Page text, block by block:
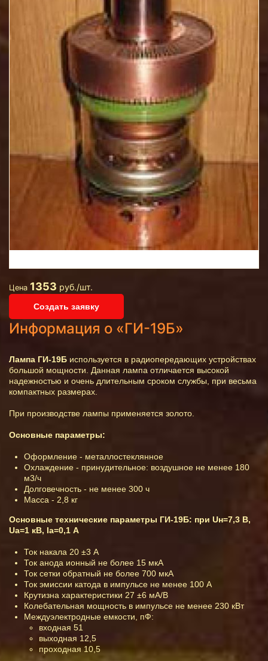
Цена 1353 руб./шт.
Создать заявку
Информация о «ГИ-19Б»
Лампа ГИ-19Б используется в радиопередающих устройствах
большой мощности. Данная лампа отличается высокой
надежностью и очень длительным сроком службы, при весьма
компактных размерах.
При производстве лампы применяется золото.
Основные параметры:
Оформление - металлостеклянное
Охлаждение - принудительное: воздушное не менее 180
м3/ч
Долговечность - не менее 300 ч
Масса - 2,8 кг
Основные технические параметры ГИ-19Б: при Uн=7,3 В,
Uа=1 кВ, Iа=0,1 А
Ток накала 20 ±3 А
Ток анода ионный не более 15 мкА
Ток сетки обратный не более 700 мкА
Ток эмиссии катода в импульсе не менее 100 А
Крутизна характеристики 27 ±6 мА/В
Колебательная мощность в импульсе не менее 230 кВт
Междуэлектродные емкости, пФ:
входная 51
выходная 12,5
проходная 10,5